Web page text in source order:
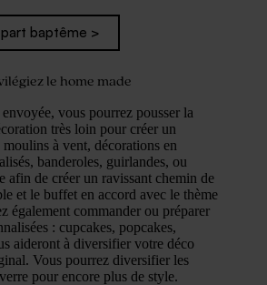
baptême >
le home made
vous pourrez pousser la
très loin pour créer un
à vent, décorations en
banderoles, guirlandes, ou
afin de créer un ravissant chemin de
et le buffet en accord avec le thème
également commander ou préparer
: cupcakes, popcakes,
aideront à diversifier votre déco
Vous pourrez diversifier les
pour encore plus de style.